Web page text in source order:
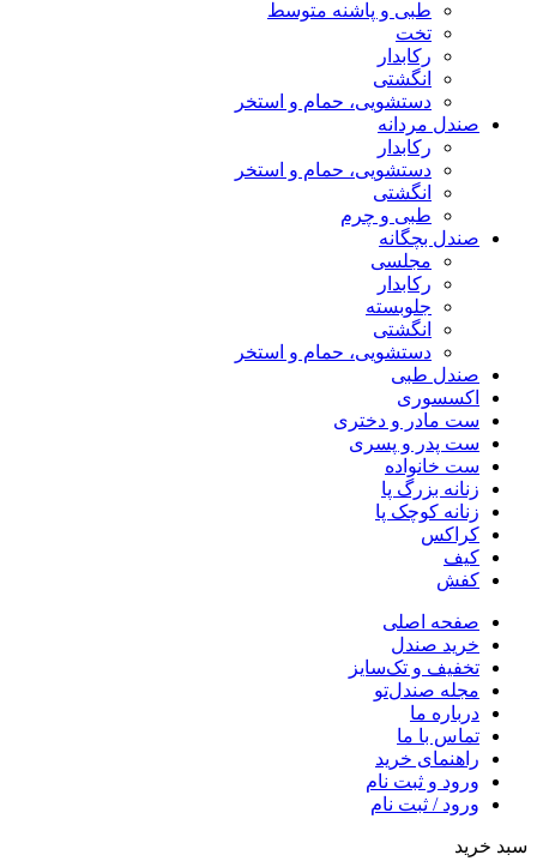
طبی و پاشنه متوسط
تخت
رکابدار
انگشتی
دستشویی، حمام و استخر
صندل مردانه
رکابدار
دستشویی، حمام و استخر
انگشتی
طبی و چرم
صندل بچگانه
مجلسی
رکابدار
جلوبسته
انگشتی
دستشویی، حمام و استخر
صندل طبی
اکسسوری
ست مادر و دختری
ست پدر و پسری
ست خانواده
زنانه بزرگ پا
زنانه کوچک پا
کراکس
کیف
کفش
صفحه اصلی
خرید صندل
تخفیف و تک‌سایز
مجله صندل‌تو
درباره ما
تماس با ما
راهنمای خرید
ورود و ثبت نام
ورود / ثبت نام
سبد خرید